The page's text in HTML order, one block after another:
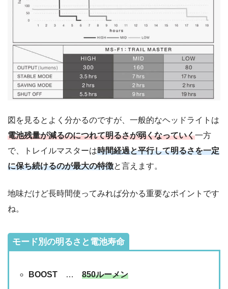
図を見るとよく分かるのですが、一般的なヘッドライトは
電池残量が減るのにつれて明るさが弱くなっていく一方
で、トレイルマスターは時間経過と平行して明るさを一定
に保ち続けるのが最大の特徴と言えます。
地味だけど長時間使ってみれば分かる重要なポイントです
ね。
モード別の明るさと電池寿命
BOOST …850ルーメン